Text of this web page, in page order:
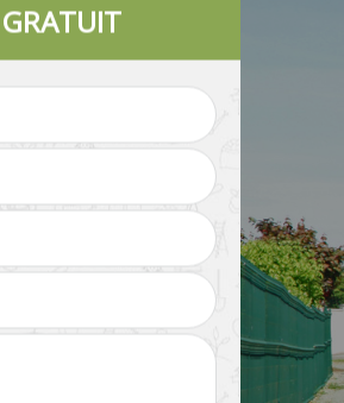
de Pose de clôture